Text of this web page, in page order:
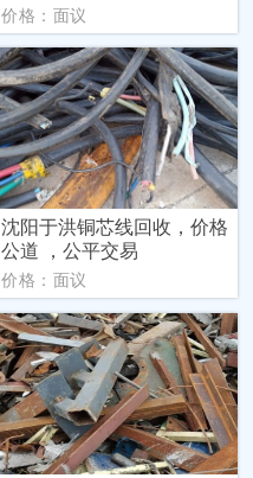
价格：面议
沈阳于洪铜芯线回收，价格
公道 ，公平交易
价格：面议